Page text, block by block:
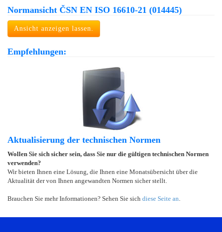
Normansicht ČSN EN ISO 16610-21 (014445)
Ansicht anzeigen lassen.
Empfehlungen:
Aktualisierung der technischen Normen
Wollen Sie sich sicher sein, dass Sie nur die gültigen technischen Normen
verwenden?
Wir bieten Ihnen eine Lösung, die Ihnen eine Monatsübersicht über die
Aktualität der von Ihnen angewandten Normen sicher stellt.
Brauchen Sie mehr Informationen? Sehen Sie sich diese Seite an